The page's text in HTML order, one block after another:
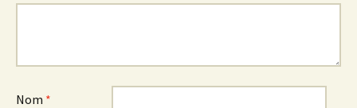
Nom *